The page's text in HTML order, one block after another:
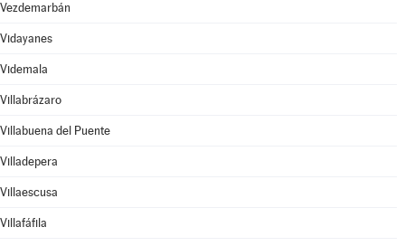
Vezdemarbán
Vidayanes
Videmala
Villabrázaro
Villabuena del Puente
Villadepera
Villaescusa
Villafáfila